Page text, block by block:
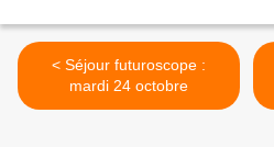
< Séjour futuroscope :
mardi 24 octobre